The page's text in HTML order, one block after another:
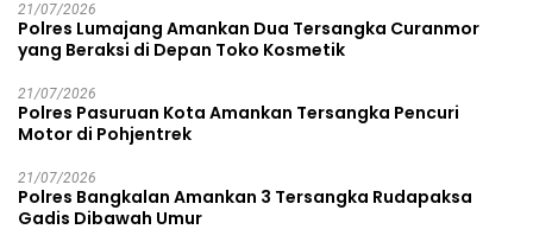
21/07/2026
Polres Lumajang Amankan Dua Tersangka Curanmor
yang Beraksi di Depan Toko Kosmetik
21/07/2026
Polres Pasuruan Kota Amankan Tersangka Pencuri
Motor di Pohjentrek
21/07/2026
Polres Bangkalan Amankan 3 Tersangka Rudapaksa
Gadis Dibawah Umur